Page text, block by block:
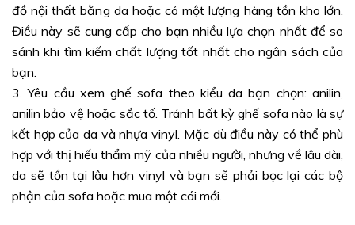
đồ nội thất bằng da hoặc có một lượng hàng tồn kho lớn.
Điều này sẽ cung cấp cho bạn nhiều lựa chọn nhất để so
sánh khi tìm kiếm chất lượng tốt nhất cho ngân sách của
bạn.
3. Yêu cầu xem ghế sofa theo kiểu da bạn chọn: anilin,
anilin bảo vệ hoặc sắc tố. Tránh bất kỳ ghế sofa nào là sự
kết hợp của da và nhựa vinyl. Mặc dù điều này có thể phù
hợp với thị hiếu thẩm mỹ của nhiều người, nhưng về lâu dài,
da sẽ tồn tại lâu hơn vinyl và bạn sẽ phải bọc lại các bộ
phận của sofa hoặc mua một cái mới.